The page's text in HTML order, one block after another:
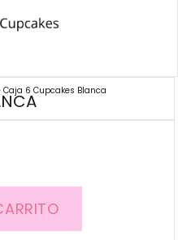
Caja 6 Cupcakes Blanca